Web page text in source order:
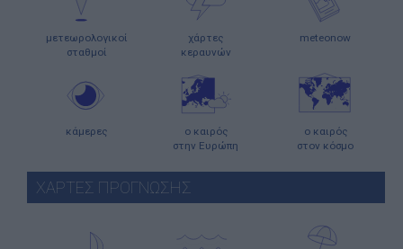
μετεωρολογικοί
σταθμοί
χάρτες
κεραυνών
meteonow
κάμερες
ο καιρός
στην Ευρώπη
ο καιρός
στον κόσμο
ΧΑΡΤΕΣ ΠΡΟΓΝΩΣΗΣ